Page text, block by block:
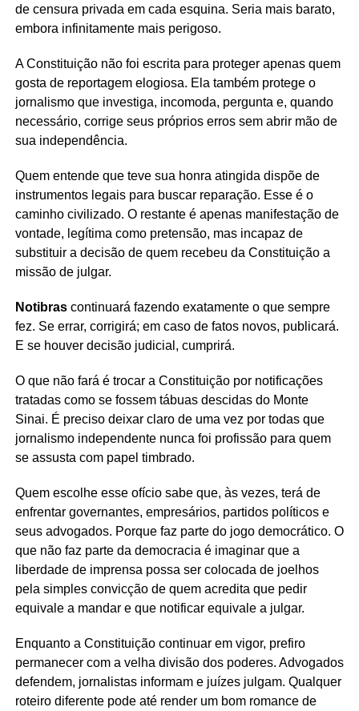
de censura privada em cada esquina. Seria mais barato,
embora infinitamente mais perigoso.
A Constituição não foi escrita para proteger apenas quem
gosta de reportagem elogiosa. Ela também protege o
jornalismo que investiga, incomoda, pergunta e, quando
necessário, corrige seus próprios erros sem abrir mão de
sua independência.
Quem entende que teve sua honra atingida dispõe de
instrumentos legais para buscar reparação. Esse é o
caminho civilizado. O restante é apenas manifestação de
vontade, legítima como pretensão, mas incapaz de
substituir a decisão de quem recebeu da Constituição a
missão de julgar.
Notibrascontinuará fazendo exatamente o que sempre
fez. Se errar, corrigirá; em caso de fatos novos, publicará.
E se houver decisão judicial, cumprirá.
O que não fará é trocar a Constituição por notificações
tratadas como se fossem tábuas descidas do Monte
Sinai. É preciso deixar claro de uma vez por todas que
jornalismo independente nunca foi profissão para quem
se assusta com papel timbrado.
Quem escolhe esse ofício sabe que, às vezes, terá de
enfrentar governantes, empresários, partidos políticos e
seus advogados. Porque faz parte do jogo democrático. O
que não faz parte da democracia é imaginar que a
liberdade de imprensa possa ser colocada de joelhos
pela simples convicção de quem acredita que pedir
equivale a mandar e que notificar equivale a julgar.
Enquanto a Constituição continuar em vigor, prefiro
permanecer com a velha divisão dos poderes. Advogados
defendem, jornalistas informam e juízes julgam. Qualquer
roteiro diferente pode até render um bom romance de